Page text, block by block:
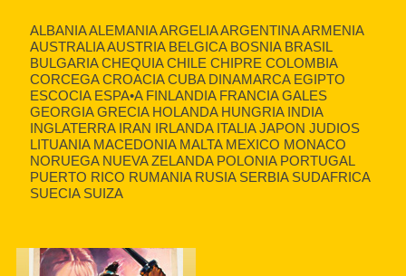
ALBANIA ALEMANIA ARGELIA ARGENTINA ARMENIA
AUSTRALIA AUSTRIA BELGICA BOSNIA BRASIL
BULGARIA CHEQUIA CHILE CHIPRE COLOMBIA
CORCEGA CROACIA CUBA DINAMARCA EGIPTO
ESCOCIA ESPA•A FINLANDIA FRANCIA GALES
GEORGIA GRECIA HOLANDA HUNGRIA INDIA
INGLATERRA IRAN IRLANDA ITALIA JAPON JUDIOS
LITUANIA MACEDONIA MALTA MEXICO MONACO
NORUEGA NUEVA ZELANDA POLONIA PORTUGAL
PUERTO RICO RUMANIA RUSIA SERBIA SUDAFRICA
SUECIA SUIZA